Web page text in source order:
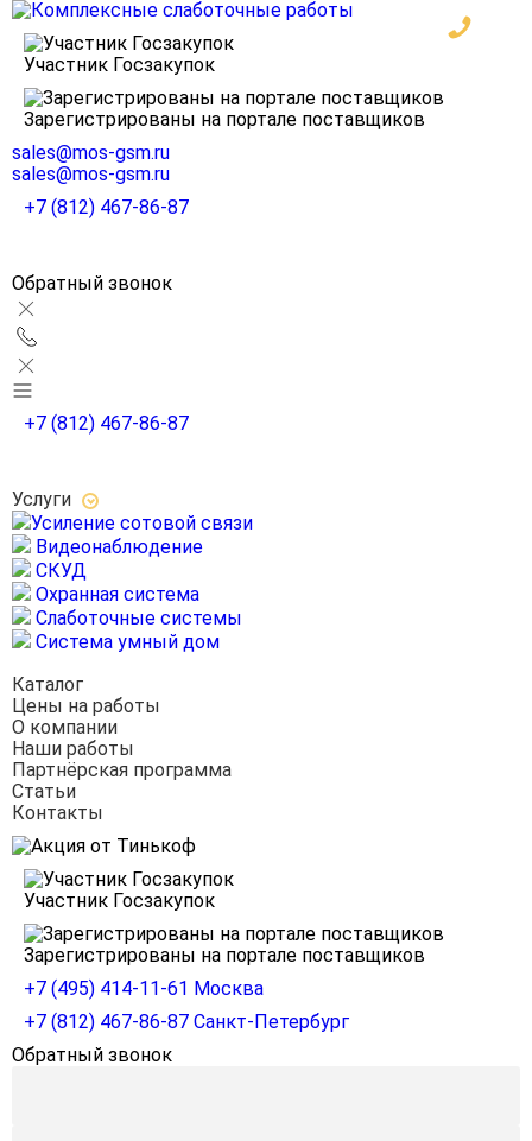
Участник Госзакупок
Зарегистрированы на портале поставщиков
sales@mos-gsm.ru
sales@mos-gsm.ru
+7 (812) 467-86-87
Обратный звонок
+7 (812) 467-86-87
Услуги
Усиление сотовой связи
Видеонаблюдение
СКУД
Охранная система
Слаботочные системы
Система умный дом
Каталог
Цены на работы
О компании
Наши работы
Партнёрская программа
Статьи
Контакты
Участник Госзакупок
Зарегистрированы на портале поставщиков
+7 (495) 414-11-61 Москва
+7 (812) 467-86-87 Санкт-Петербург
Обратный звонок